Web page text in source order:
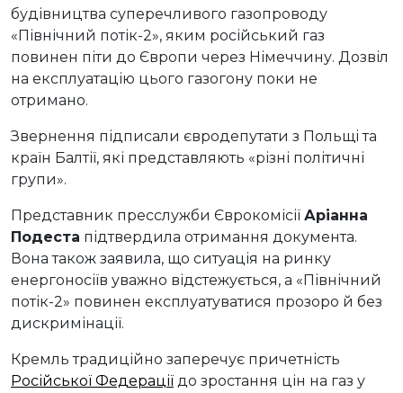
будівництва суперечливого газопроводу
«Північний потік-2», яким російський газ
повинен піти до Європи через Німеччину. Дозвіл
на експлуатацію цього газогону поки не
отримано.
Звернення підписали євродепутати з Польщі та
країн Балтії, які представляють «різні політичні
групи».
Представник пресслужби Єврокомісії Аріанна
Подеста підтвердила отримання документа.
Вона також заявила, що ситуація на ринку
енергоносіїв уважно відстежується, а «Північний
потік-2» повинен експлуатуватися прозоро й без
дискримінації.
Кремль традиційно заперечує причетність
Російської Федерації до зростання цін на газ у